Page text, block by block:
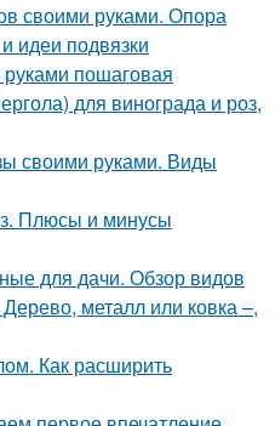
своими руками. Опора
идеи подвязки
пошаговая
для винограда и роз,
своими руками. Виды
Плюсы и минусы
для дачи. Обзор видов
металл или ковка –,
Как расширить